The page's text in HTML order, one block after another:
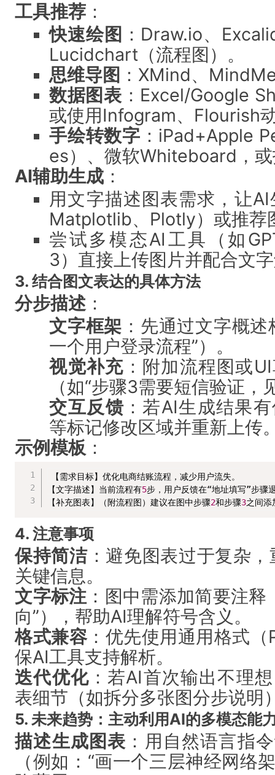
工具推荐 ：
快速绘图 ：Draw.io、
Lucidchart（流程图）。
思维导图 ：XMind、
数据图表 ：Excel/Google
或使用Infogram、Flourish
手绘转数字 ：iPad+Apple
es）、微软Whiteboard，
AI辅助生成 ：
用文字描述图表需求，让
Matplotlib、Plotly）或推荐
尝试多模态AI工具（如
3）直接上传图片并配合文
3. 结合图文表达的具体方法
分步描述：
文字框架 ：先通过文字概
一个用户登录流程”）。
视觉补充 ：附加流程图或
（如“步骤3需要短信验证，
交互反馈：若AI生成结果
等标记修改区域并重新上传
示例模板 ：
【需求目标】优化电商结账流程，减少用户流失。
【文字描述】当前流程有5步，用户反馈在“地址填写”步骤
【补充图表】（附流程图）建议在图中步骤2和步骤3之间添
4. 注意事项
保持简洁：避免图表过于复杂
关键信息。
文字标注 ：图中需添加简要注
向”），帮助AI理解符号含义。
格式兼容：优先使用通用格式（
保AI工具支持解析。
迭代优化 ：若AI首次输出不理
表细节（如拆分多张图分步说明
5. 未来趋势：主动利用AI的多模态能
描述生成图表 ：用自然语言指
（例如：“画一个三层神经网络